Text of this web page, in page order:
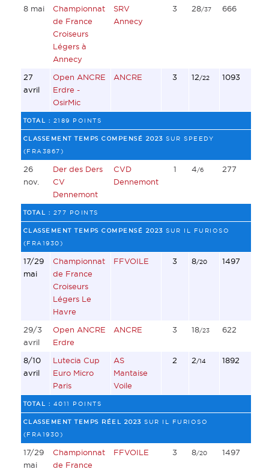
8 mai
Championnat
de France
Croiseurs
Légers à
Annecy
SRV
Annecy
3 28/37 666
27
avril
Open ANCRE
Erdre -
OsirMic
ANCRE 3 12/22 1093
TOTAL : 2189 POINTS
CLASSEMENT TEMPS COMPENSÉ 2023SUR SPEEDY
(FRA3867)
26
nov.
Der des Ders
CV
Dennemont
CVD
Dennemont
1 4/6 277
TOTAL : 277 POINTS
CLASSEMENT TEMPS COMPENSÉ 2023SUR IL FURIOSO
(FRA1930)
17/29
mai
Championnat
de France
Croiseurs
Légers Le
Havre
FFVOILE 3 8/20 1497
29/3
avril
Open ANCRE
Erdre
ANCRE 3 18/23 622
8/10
avril
Lutecia Cup
Euro Micro
Paris
AS
Mantaise
Voile
2 2/14 1892
TOTAL : 4011 POINTS
CLASSEMENT TEMPS RÉEL 2023SUR IL FURIOSO
(FRA1930)
17/29
mai
Championnat
de France
FFVOILE 3 8/20 1497